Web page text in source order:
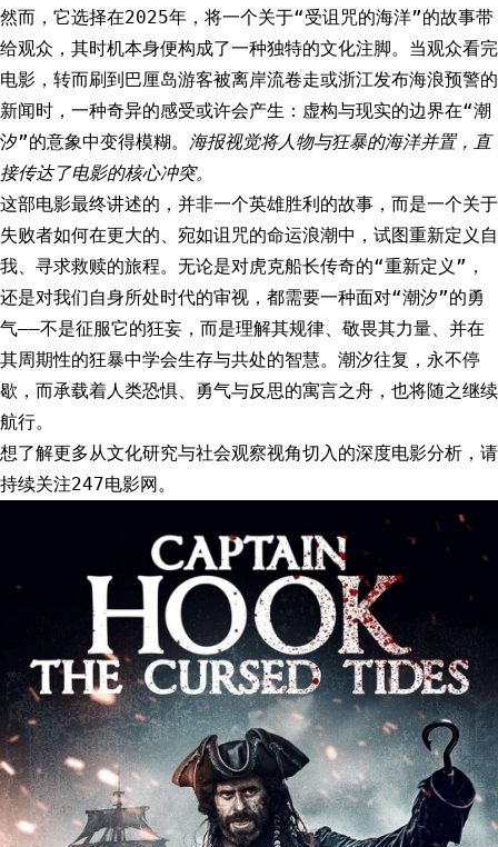
然而，它选择在2025年，将一个关于“受诅咒的海洋”的故事带
给观众，其时机本身便构成了一种独特的文化注脚。当观众看完
电影，转而刷到巴厘岛游客被离岸流卷走或浙江发布海浪预警的
新闻时，一种奇异的感受或许会产生：虚构与现实的边界在“潮
汐”的意象中变得模糊。 海报视觉将人物与狂暴的海洋并置，直
接传达了电影的核心冲突。
这部电影最终讲述的，并非一个英雄胜利的故事，而是一个关于
失败者如何在更大的、宛如诅咒的命运浪潮中，试图重新定义自
我、寻求救赎的旅程。无论是对虎克船长传奇的“重新定义”，
还是对我们自身所处时代的审视，都需要一种面对“潮汐”的勇
气——不是征服它的狂妄，而是理解其规律、敬畏其力量、并在
其周期性的狂暴中学会生存与共处的智慧。潮汐往复，永不停
歇，而承载着人类恐惧、勇气与反思的寓言之舟，也将随之继续
航行。
想了解更多从文化研究与社会观察视角切入的深度电影分析，请
持续关注247电影网。